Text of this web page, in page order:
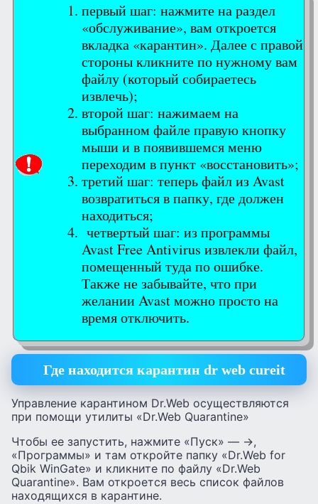
первый шаг: нажмите на раздел
«обслуживание», вам откроется
вкладка «карантин». Далее с правой
стороны кликните по нужному вам
файлу (который собираетесь
извлечь);
второй шаг: нажимаем на
выбранном файле правую кнопку
мыши и в появившемся меню
переходим в пункт «восстановить»;
третий шаг: теперь файл из Avast
возвратиться в папку, где должен
находиться;
четвертый шаг: из программы
Avast Free Antivirus извлекли файл,
помещенный туда по ошибке.
Также не забывайте, что при
желании Avast можно просто на
время отключить.
Где находится карантин dr web cureit
Управление карантином Dr.Web осуществляются
при помощи утилиты «Dr.Web Quarantine»
Чтобы ее запустить, нажмите «Пуск» — ->,
«Программы» и там откройте папку «Dr.Web for
Qbik WinGate» и кликните по файлу «Dr.Web
Quarantine». Вам откроется весь список файлов
находящихся в карантине.